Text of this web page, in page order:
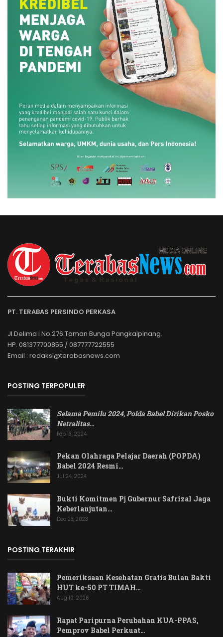
PT. TERABAS PERSINDO PERKASA
Jl.Delima I No.276.Taman Bunga Pangkalpinang.
HP. 081377700855 / 087777722555
Email : redaksi@terabasnews.com
POSTING TERPOPULER
Selama Pemilu 2024, Polda Babel Dirikan Posko
Netralitas…
Feb 13, 2024
Pekan Olahraga Pelajar Daerah (POPDA)
Babel 2024 Resmi…
Jul 24, 2024
Bukti Komitmen Pj Gubernur Safrizal Jaga
Keberlanjutan…
Dec 28, 2023
POSTING TERAKHIR
Pemeriksaan Kesehatan Gratis Bulan Bakti
HUT ke-50 PT TIMAH…
Aug 10, 2026
Rapat Paripurna Perubahan KUA-PPAS,
Pemprov Babel Perkuat…